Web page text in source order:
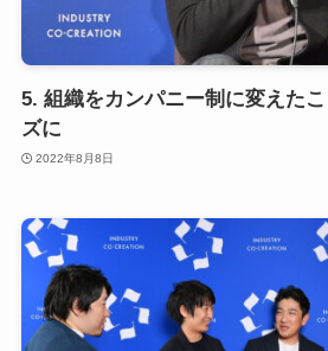
5. 組織をカンパニー制に変えた
ズに
2022年8月8日